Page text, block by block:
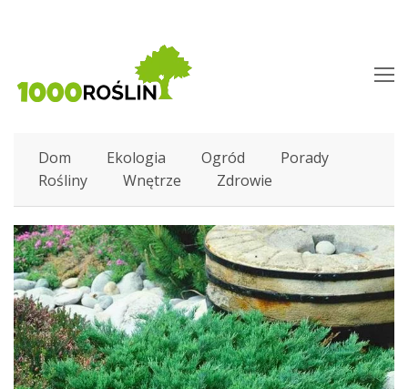
Dom Ekologia Ogród
Porady
Rośliny
Wnętrze Zdrowie